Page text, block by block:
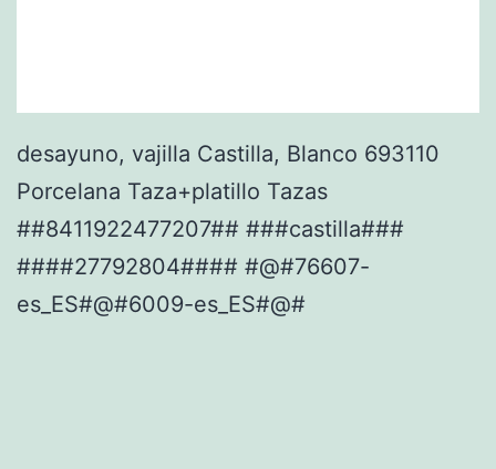
desayuno, vajilla Castilla, Blanco 693110
Porcelana Taza+platillo Tazas
##8411922477207## ###castilla###
####27792804#### #@#76607-
es_ES#@#6009-es_ES#@#